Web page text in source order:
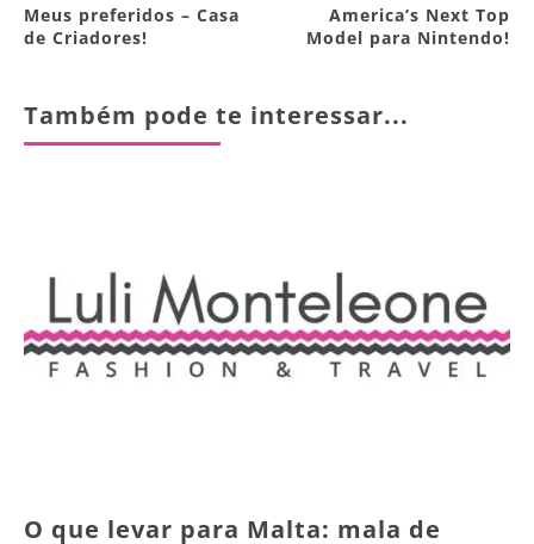
Meus preferidos – Casa
de Criadores!
America’s Next Top
Model para Nintendo!
Também pode te interessar...
O que levar para Malta: mala de